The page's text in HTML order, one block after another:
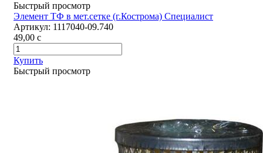
Быстрый просмотр
Элемент ТФ в мет.сетке (г.Кострома) Специалист
Артикул: 1117040-09.740
49,00 c
Купить
Быстрый просмотр